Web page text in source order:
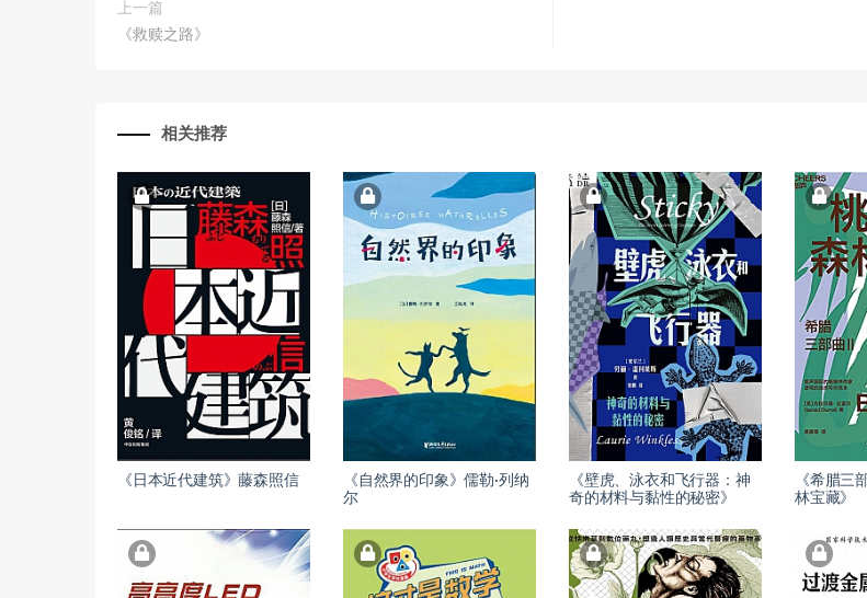
上一篇
《救赎之路》
相关推荐
《日本近代建筑》藤森照信
《自然界的印象》儒勒·列纳
尔
《壁虎、泳衣和飞行器：神
奇的材料与黏性的秘密》
《希腊三
林宝藏》